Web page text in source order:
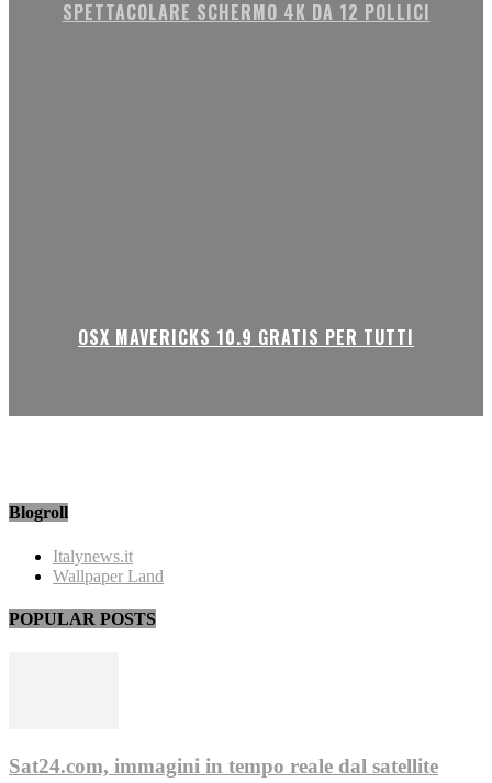
SPETTACOLARE SCHERMO 4K DA 12 POLLICI
OSX MAVERICKS 10.9 GRATIS PER TUTTI
Blogroll
Italynews.it
Wallpaper Land
POPULAR POSTS
Sat24.com, immagini in tempo reale dal satellite